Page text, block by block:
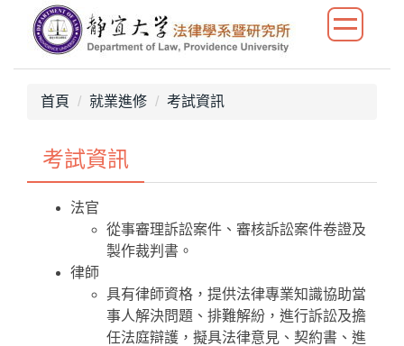
首頁 就業進修 考試資訊
考試資訊
法官
從事審理訴訟案件、審核訴訟案件卷證及
製作裁判書。
律師
具有律師資格，提供法律專業知識協助當
事人解決問題、排難解紛，進行訴訟及擔
任法庭辯護，擬具法律意見、契約書、進